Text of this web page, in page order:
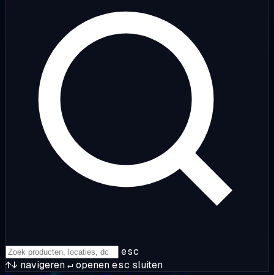
esc
↑↓ navigeren↵openenesc sluiten